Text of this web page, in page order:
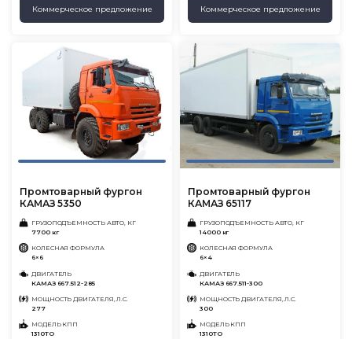
Коммерческое предложение Коммерческое предложение
Промтоварный фургон
КАМАЗ 5350
ГРУЗОПОДЪЕМНОСТЬ АВТО, КГ
7700 кг
КОЛЕСНАЯ ФОРМУЛА
6×6
ДВИГАТЕЛЬ
КАМАЗ 667.512-285
МОЩНОСТЬ ДВИГАТЕЛЯ, Л.С.
277
МОДЕЛЬ КПП
1310ТО
Промтоварный фургон
КАМАЗ 65117
ГРУЗОПОДЪЕМНОСТЬ АВТО, КГ
14000 кг
КОЛЕСНАЯ ФОРМУЛА
6×4
ДВИГАТЕЛЬ
КАМАЗ 667.511-300
МОЩНОСТЬ ДВИГАТЕЛЯ, Л.С.
300
МОДЕЛЬ КПП
1310ТО